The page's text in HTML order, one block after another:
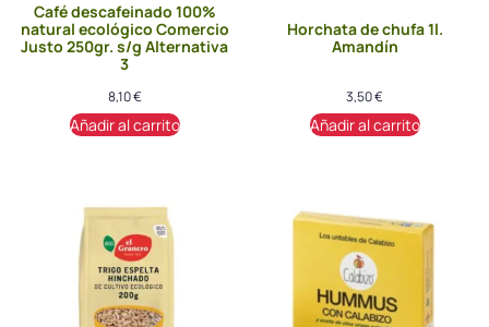
Café descafeinado 100%
natural ecológico Comercio
Justo 250gr. s/g Alternativa
3
8,10€
Añadir al carrito
Horchata de chufa 1l.
Amandín
3,50€
Añadir al carrito